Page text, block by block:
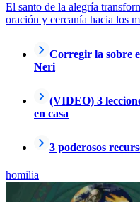
El santo de la alegría
oración y cercanía hacia los
Corregir la sobre
Neri
(VIDEO) 3
en casa
3 poderosos
homilia